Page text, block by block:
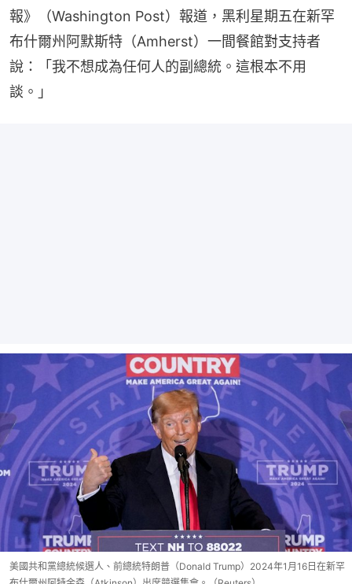
報》（Washington Post）報道，黑利星期五在新罕
布什爾州阿默斯特（Amherst）一間餐館對支持者
說：「我不想成為任何人的副總統。這根本不用
談。」
美國共和黨總統候選人、前總統特朗普（Donald Trump）2024年1月16日在新罕